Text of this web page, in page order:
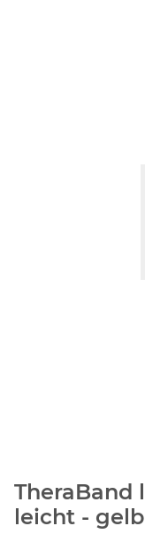
TheraBand
leicht - gelb